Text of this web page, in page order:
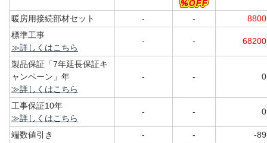
暖房用接続部材セット - -
標準工事
≫詳しくはこちら
- -
製品保証「7年延長保証キ
ャンペーン」年
≫詳しくはこちら
- -
工事保証10年
≫詳しくはこちら
- -
端数値引き - - -